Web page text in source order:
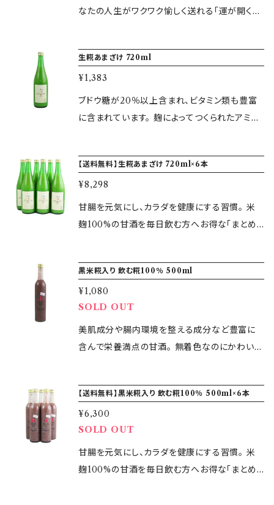
約は送料無料となっております。カートに入れた
安心して決済画面にお進み下さい。 ▼容量 4枚
入×30袋（1ヶ月分） ▼原材料 小麦粉・全卵・粗
生活習慣として毎日1袋（4枚）食べることをお勧
▼原材料 小麦粉・全卵・粗糖・炭酸・にがり・食
塩・竹炭 ▼賞味期限 製造から90日間 ▼保存
方法 常温
なたの人生がワクワク愉しく送れる「運が開くお
てくれます。 また、遠赤外線効果により、体の中
から温めてくれます。 さらに、パワースポット仙
酔島の自然塩からとれる「天然にがり」を加える
ことで、海のエネルギーやミネラルが摂れます。
に商品を発送いたします。 ※こちらは送料無料
の商品です。その他の商品とこちらの送料無料の
間 ▼保存方法 常温
生糀あまざけ 720ml
¥1,383
ブドウ糖が20％以上含まれ、ビタミン類も豊富
に含まれています。 麹によってつくられたアミノ
ていることから、優れた栄養ドリンクとして注目
されています。 自社製造の生糀を100％使用。
着色料、保存料、砂糖、食塩は一切使用していま
せんので、お子様から中高年の方まで幅広くお楽
業日以内に商品を発送いたします。 ▼容量 720
ml ▼原材料 米こうじ（国産米100％） ▼賞味
期限 製造から60日間 ▼保存方法 冷暗所に保
存（開栓後は冷蔵庫にて保管）
【送料無料】生糀あまざけ 720ml×6本
¥8,298
甘腸を元気にし、カラダを健康にする習慣。 米
麹100%の甘酒を毎日飲む方へお得な「まとめ
り、気軽なプレゼントとして…のおすそ分けにも。
未開封なら日もちもしますのでまとめてストック
がおすすめです。 ブドウ糖が20％以上含まれ、
ビタミン類も豊富に含まれています。 麹によって
つくられたアミノ酸やビタミンB1、B2、B6などの
ンクとして注目されています。 自社製造の生糀
を100％使用。 着色料、保存料、砂糖、食塩は一
切使用していませんので、お子様から中高年の
方まで幅広くお楽しみいただけます。 温めても
そのままでも美味しく飲んで頂けます。 ※お支
黒米糀入り 飲む糀100％ 500ml
¥1,080
SOLD OUT
美肌成分や腸内環境を整える成分など豊富に
含んで栄養満点の甘酒。 無着色なのにかわいい
ンと、冷え症や頭痛の改善、炭水化物や糖質、脂
質の代謝や分解を助けてくれるナイアシンが含
まれている為、女性に嬉しい成分がたっぷり加わ
りました。 古代米黒米のアントシアニン効果と、
甘酒の麹酸効果で、美白＆善玉菌活性化してく
【送料無料】黒米糀入り 飲む糀100％ 500ml×6本
¥6,300
SOLD OUT
甘腸を元気にし、カラダを健康にする習慣。 米
麹100%の甘酒を毎日飲む方へお得な「まとめ